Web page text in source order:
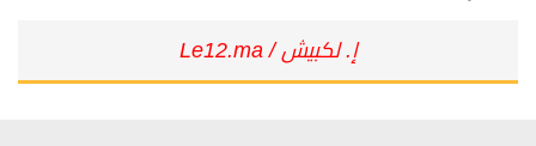
إ. لكبيش / Le12.ma